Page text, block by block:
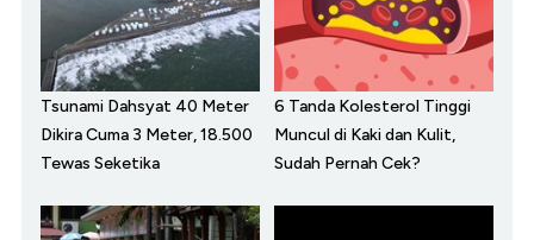
Tsunami Dahsyat 40 Meter
Dikira Cuma 3 Meter, 18.500
Tewas Seketika
6 Tanda Kolesterol Tinggi
Muncul di Kaki dan Kulit,
Sudah Pernah Cek?